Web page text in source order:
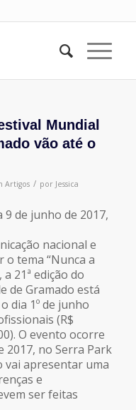
Mundial
vão até o
Artigos / por Jessica
de junho de 2017,
nacional e
tema “Nunca a
21ª edição do
de Gramado está
dia 1º de junho
(R$
O evento ocorre
2017, no Serra Park
vai apresentar uma
e
ser feitas